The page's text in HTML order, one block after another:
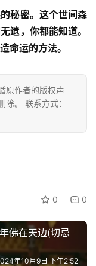
秘密。 这个世间森
遗，你都能知道。
命运的方法。
原作者的版权声
。 联系方式：
0 0
佛在天边(切忌
年10月9日 下午2:52